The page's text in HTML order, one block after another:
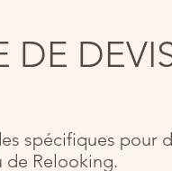
DE
spécifiques pour
de Relooking.